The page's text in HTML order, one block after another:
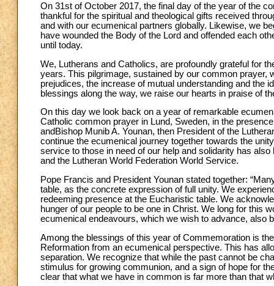
On 31st of October 2017, the final day of the year of the
thankful for the spiritual and theological gifts received
and with our ecumenical partners globally. Likewise, we
have wounded the Body of the Lord and offended each
until today.
We, Lutherans and Catholics, are profoundly grateful for
years. This pilgrimage, sustained by our common prayer,
prejudices, the increase of mutual understanding and the
blessings along the way, we raise our hearts in praise of
On this day we look back on a year of remarkable
Catholic common prayer in Lund, Sweden, in the
andBishop Munib A. Younan, then President of the
continue the ecumenical journey together towards the
service to those in need of our help and solidarity has
and the Lutheran World Federation World Service.
Pope Francis and President Younan stated together:
table, as the concrete expression of full unity. We
redeeming presence at the Eucharistic table. We
hunger of our people to be one in Christ. We long for this
ecumenical endeavours, which we wish to advance, also
Among the blessings of this year of Commemoration is
Reformation from an ecumenical perspective. This has
separation. We recognize that while the past cannot be
stimulus for growing communion, and a sign of hope for
clear that what we have in common is far more than that